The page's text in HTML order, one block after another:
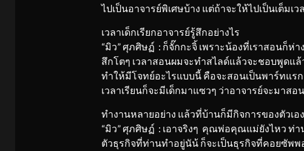
ไปเป็นอาจารย์พิเศษบ้าง แต่ถ้าจะให้ไปเป็นเต็มเว
เวลาเด็กเรียกอาจารย์รู้สึกอย่างไร
“มิว” ศุภศิษฏ์ : ก็จั๊กกะจิ้ เพราะน้องที่เราสอนก็ห่า
สึกโตๆ เวลาสอนผมจะทำสไลด์แล้วจะชอบพูดแ
ทำให้มีโจทย์อะไรแบบนี้ คือจะสอนเป็นพาร์ทแร
เวลาเรียนก็จะมีเด็กมาแซวๆ ว่าอาจารย์จะมาส
ทำงานหลายอย่าง แล้วที่บ้านก็มีกิจการของตัวเ
“มิว” ศุภศิษฏ์ : เอาจริงๆ คุณพ่อคุณแม่ยังไหว ท่า
ตัวธุรกิจที่ท่านทำอยู่นัน้ ก็จะเป็นธุรกิจที่คอยซัพพอ